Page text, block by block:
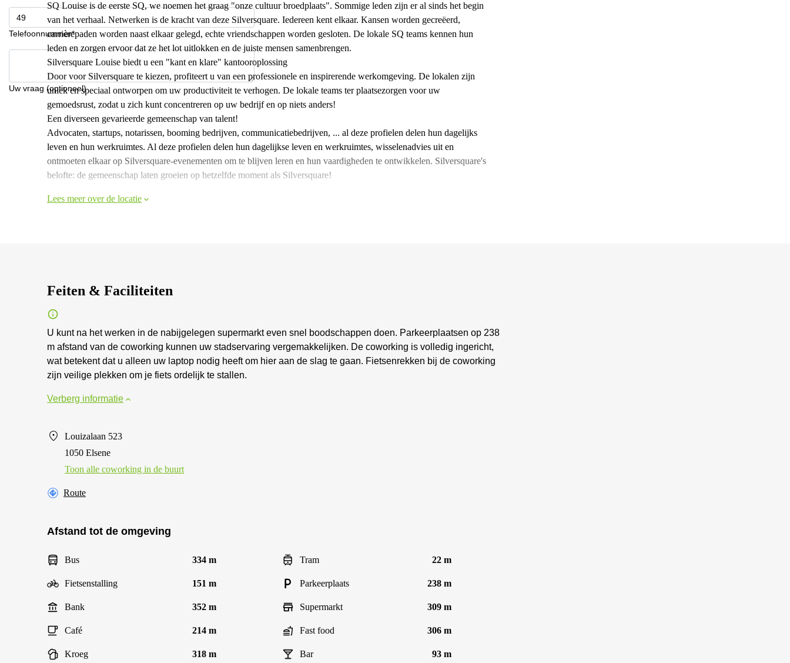
Telefoonnummer*
Uw vraag (optioneel)
SQ Louise is de eerste SQ, we noemen het graag "onze cultuur broedplaats". Sommige leden zijn er al sinds het begin
van het verhaal. Netwerken is de kracht van deze Silversquare. Iedereen kent elkaar. Kansen worden gecreëerd,
carrièrepaden worden naast elkaar gelegd, echte vriendschappen worden gesloten. De lokale SQ teams kennen hun
leden en zorgen ervoor dat ze het lot uitlokken en de juiste mensen samenbrengen.
Silversquare Louise biedt u een "kant en klare" kantooroplossing
Door voor Silversquare te kiezen, profiteert u van een professionele en inspirerende werkomgeving. De lokalen zijn
uniek en speciaal ontworpen om uw productiviteit te verhogen. De lokale teams ter plaatsezorgen voor uw
gemoedsrust, zodat u zich kunt concentreren op uw bedrijf en op niets anders!
Een diverseen gevarieerde gemeenschap van talent!
Advocaten, startups, notarissen, booming bedrijven, communicatiebedrijven, ... al deze profielen delen hun dagelijks
leven en hun werkruimtes. Al deze profielen delen hun dagelijkse leven en werkruimtes, wisselenadvies uit en
ontmoeten elkaar op Silversquare-evenementen om te blijven leren en hun vaardigheden te ontwikkelen. Silversquare's
belofte: de gemeenschap laten groeien op hetzelfde moment als Silversquare!
Lees meer over de locatie
Feiten & Faciliteiten
U kunt na het werken in de nabijgelegen supermarkt even snel boodschappen doen. Parkeerplaatsen op 238
m afstand van de coworking kunnen uw stadservaring vergemakkelijken. De coworking is volledig ingericht,
wat betekent dat u alleen uw laptop nodig heeft om hier aan de slag te gaan. Fietsenrekken bij de coworking
zijn veilige plekken om je fiets ordelijk te stallen.
Verberg informatie
Louizalaan 523
1050 Elsene
Toon alle сoworking in de buurt
Route
Afstand tot de omgeving
Bus 334 m Tram 22 m
Fietsenstalling 151 m Parkeerplaats 238 m
Bank 352 m Supermarkt 309 m
Café 214 m Fast food 306 m
Kroeg 318 m Bar 93 m